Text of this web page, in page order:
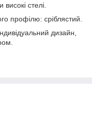
стелі.
профілю: сріблястий.
дизайн,